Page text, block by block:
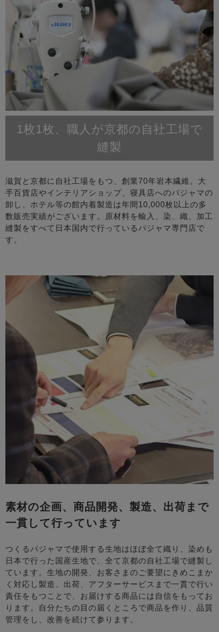
1枚1枚、職人が京都の自社工場で
縫製
滋賀と京都に自社工場をもつ、創業70年岩本繊維。大
手百貨店やインテリアショップ、寝具店へのパジャマの
卸し、ホテル等の館内着製造は年間10,000枚以上の多
数販売実績がございます。原材料を輸入、染、織、加工
縫製をすべて日本国内で行っているパジャマ専門店で
す。
素材の企画、商品開発、製造、出荷まで
一貫して行っています
つくるパジャマで使用する生地はほぼ全て織り、染めも
日本で行った国産生地で、全て京都の自社工場で縫製し
ています。生地の開発、お客さまのご要望にきめこまか
く対応し製造、出荷、アフターサービスまで一貫で行い
責任をもつことで、お届けする商品には自信をもってお
ります。自分たちの目の届くところで商品を作り、品質
管理をし、改善を続けて参ります。